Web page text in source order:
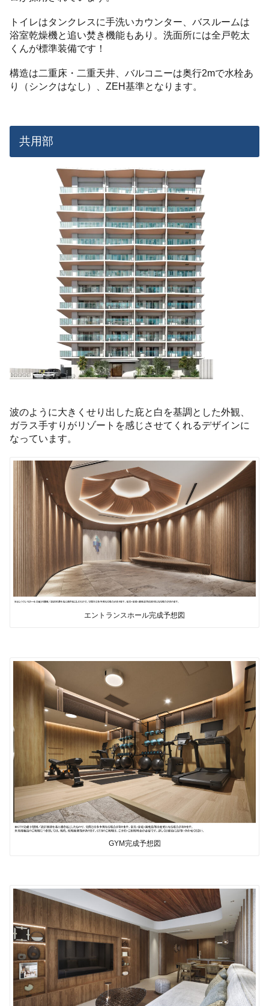
トイレはタンクレスに手洗いカウンター、バスルームは
浴室乾燥機と追い焚き機能もあり。洗面所には全戸乾太
くんが標準装備です！
構造は二重床・二重天井、バルコニーは奥行2mで水栓あ
り（シンクはなし）、ZEH基準となります。
共用部
波のように大きくせり出した庇と白を基調とした外観、
ガラス手すりがリゾートを感じさせてくれるデザインに
なっています。
エントランスホール完成予想図
GYM完成予想図